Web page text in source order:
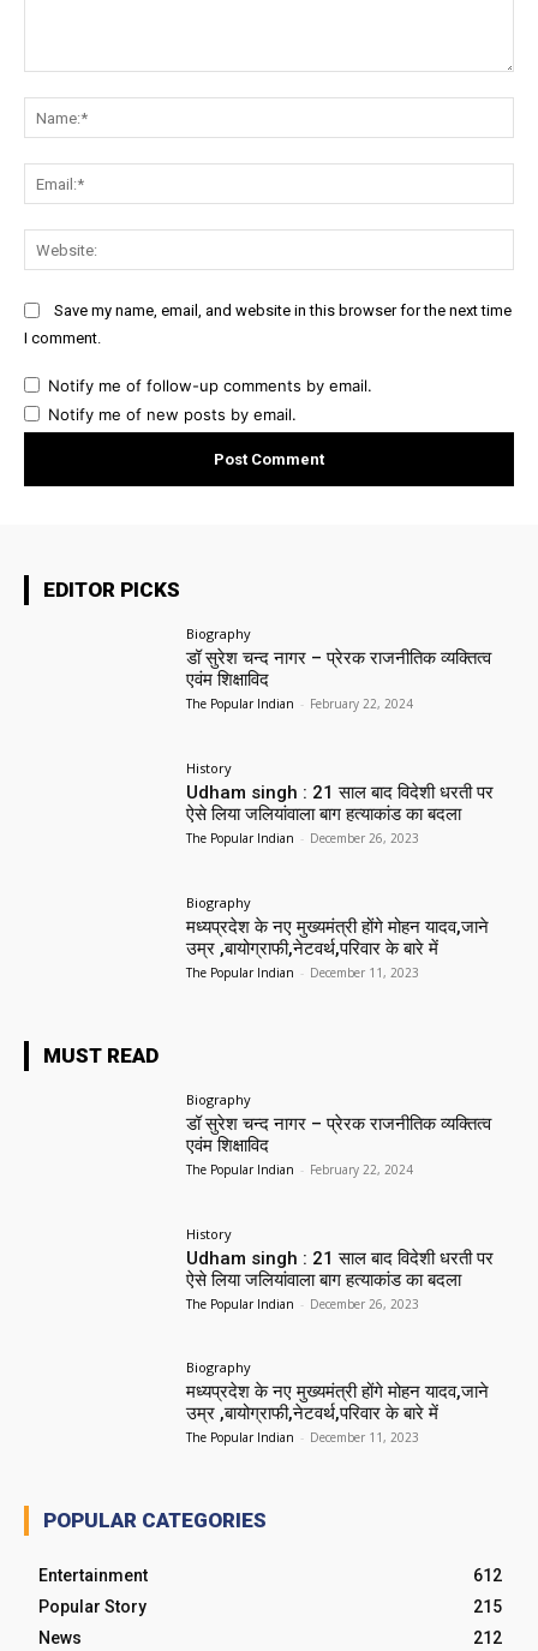
Save my name, email, and website in this browser for the next time
I comment.
Notify me of follow-up comments by email.
Notify me of new posts by email.
EDITOR PICKS
Biography
डॉ सुरेश चन्द नागर – प्रेरक राजनीतिक व्यक्तित्व
एवंम शिक्षाविद
The Popular Indian - February 22, 2024
History
Udham singh : 21 साल बाद विदेशी धरती पर
ऐसे लिया जलियांवाला बाग हत्याकांड का बदला
The Popular Indian - December 26, 2023
Biography
मध्यप्रदेश के नए मुख्यमंत्री होंगे मोहन यादव,जाने
उम्र ,बायोग्राफी,नेटवर्थ,परिवार के बारे में
The Popular Indian - December 11, 2023
MUST READ
Biography
डॉ सुरेश चन्द नागर – प्रेरक राजनीतिक व्यक्तित्व
एवंम शिक्षाविद
The Popular Indian - February 22, 2024
History
Udham singh : 21 साल बाद विदेशी धरती पर
ऐसे लिया जलियांवाला बाग हत्याकांड का बदला
The Popular Indian - December 26, 2023
Biography
मध्यप्रदेश के नए मुख्यमंत्री होंगे मोहन यादव,जाने
उम्र ,बायोग्राफी,नेटवर्थ,परिवार के बारे में
The Popular Indian - December 11, 2023
POPULAR CATEGORIES
Entertainment
612
Popular Story
215
News
212